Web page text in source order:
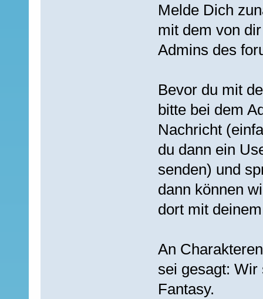
Melde Dich
mit dem von
Admins des
Bevor du mit
bitte bei dem
Nachricht
du dann ein
senden) und
dann können
dort mit
An
sei gesagt:
Fantasy.